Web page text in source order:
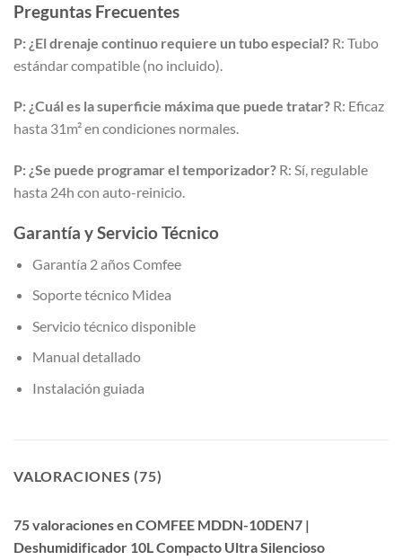
Preguntas Frecuentes
P: ¿El drenaje continuo requiere un tubo especial? R: Tubo
estándar compatible (no incluido).
P: ¿Cuál es la superficie máxima que puede tratar? R: Eficaz
hasta 31m² en condiciones normales.
P: ¿Se puede programar el temporizador? R: Sí, regulable
hasta 24h con auto-reinicio.
Garantía y Servicio Técnico
Garantía 2 años Comfee
Soporte técnico Midea
Servicio técnico disponible
Manual detallado
Instalación guiada
VALORACIONES (75)
75 valoraciones enCOMFEE MDDN-10DEN7 |
Deshumidificador 10L Compacto Ultra Silencioso